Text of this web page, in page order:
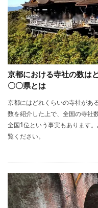
京都における寺社の数は
〇〇県とは
京都にはどれくらいの寺社があ
数を紹介した上で、全国の寺社
全国1位という事実もあります
覧ください。